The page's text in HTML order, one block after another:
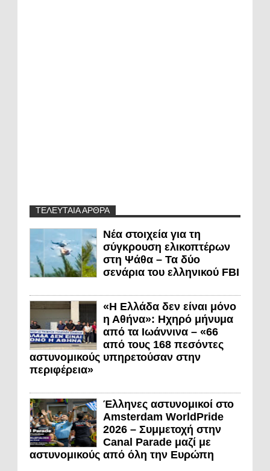
ΤΕΛΕΥΤΑΙΑ ΑΡΘΡΑ
Νέα στοιχεία για τη
σύγκρουση ελικοπτέρων
στη Ψάθα – Τα δύο
σενάρια του ελληνικού FBI
«Η Ελλάδα δεν είναι μόνο
η Αθήνα»: Ηχηρό μήνυμα
από τα Ιωάννινα – «66
από τους 168 πεσόντες
αστυνομικούς υπηρετούσαν στην
περιφέρεια»
Έλληνες αστυνομικοί στο
Amsterdam WorldPride
2026 – Συμμετοχή στην
Canal Parade μαζί με
αστυνομικούς από όλη την Ευρώπη